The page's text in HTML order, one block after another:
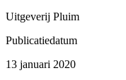
Uitgeverij Pluim
Publicatiedatum
13 januari 2020